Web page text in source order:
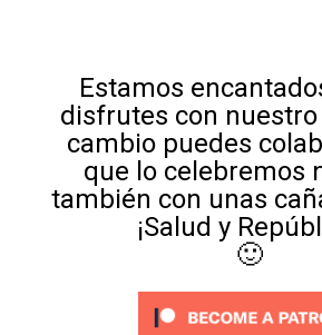
Estamos
disfrutes con
cambio puedes
que lo celebremos
también con unas
¡Salud y
🙂